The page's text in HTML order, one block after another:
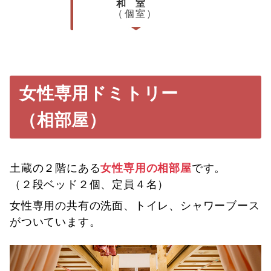
和室
（個室）
女性専用ドミトリー
（相部屋）
土蔵の２階にある女性専用の相部屋です。
（２段ベッド２個、定員４名）
女性専用の共有の洗面、トイレ、シャワーブース
がついています。